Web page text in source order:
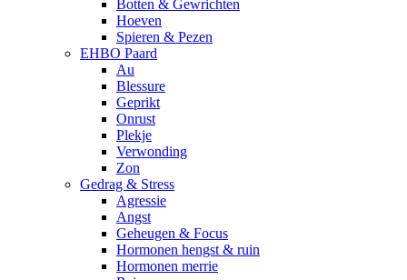
Botten & Gewrichten
Hoeven
Spieren & Pezen
EHBO Paard
Au
Blessure
Geprikt
Onrust
Plekje
Verwonding
Zon
Gedrag & Stress
Agressie
Angst
Geheugen & Focus
Hormonen hengst & ruin
Hormonen merrie